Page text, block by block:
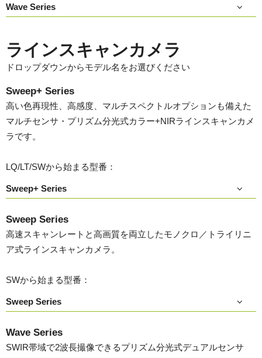
Wave Series
ラインスキャンカメラ
ドロップダウンからモデル名をお選びください
Sweep+ Series
高い色再現性、高感度、マルチスペクトルオプションも備えた
マルチセンサ・プリズム分光式カラー+NIRラインスキャンカメ
ラです。
LQ/LT/SWから始まる型番：
Sweep+ Series
Sweep Series
高速スキャンレートと高画質を両立したモノクロ／トライリニ
ア式ラインスキャンカメラ。
SWから始まる型番：
Sweep Series
Wave Series
SWIR帯域で2波長撮像できるプリズム分光式デュアルセンサ